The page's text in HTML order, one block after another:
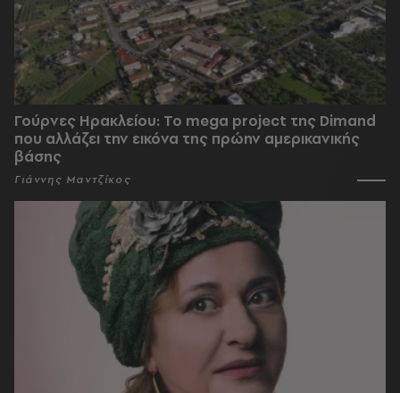
Γούρνες Ηρακλείου: To mega project της Dimand
που αλλάζει την εικόνα της πρώην αμερικανικής
βάσης
Γιάννης Μαντζίκος